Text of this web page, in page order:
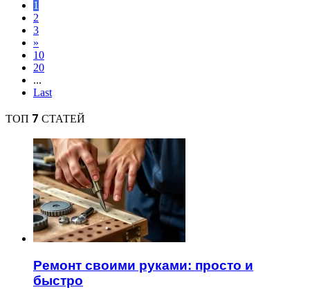
1
2
3
»
10
20
...
Last
ТОП 7 СТАТЕЙ
Ремонт своими руками: просто и
быстро